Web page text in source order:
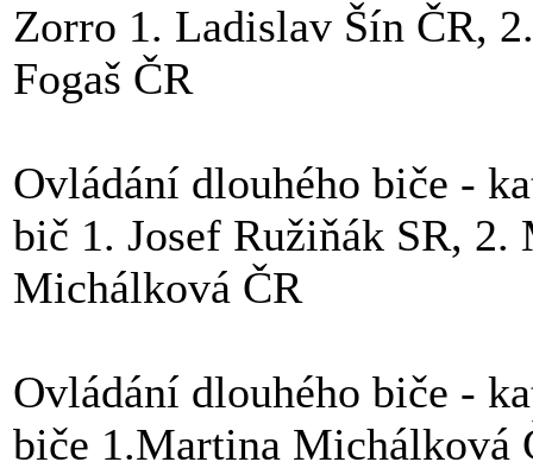
Zorro 1. Ladislav Šín ČR,
Fogaš ČR
Ovládání dlouhého biče -
bič 1. Josef Ružiňák SR,
Michálková ČR
Ovládání dlouhého biče -
biče 1.Martina Michálková